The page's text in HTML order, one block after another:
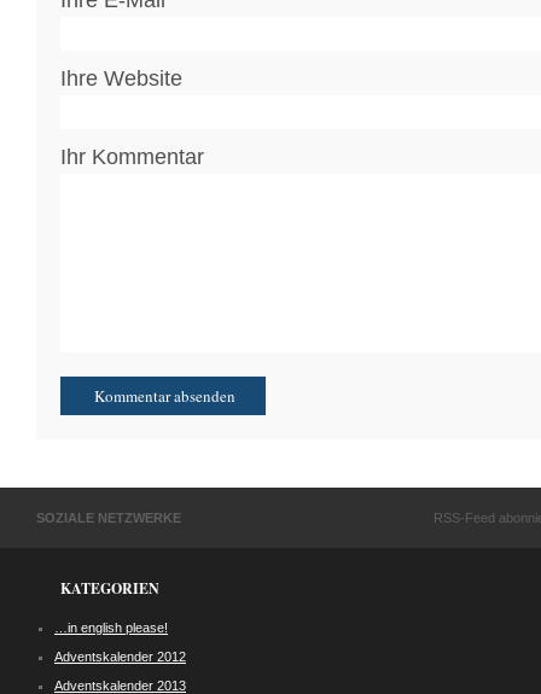
Ihre Website
Ihr Kommentar
SOZIALE NETZWERKE RSS-Feed
KATEGORIEN
…in english please!
Adventskalender 2012
Adventskalender 2013